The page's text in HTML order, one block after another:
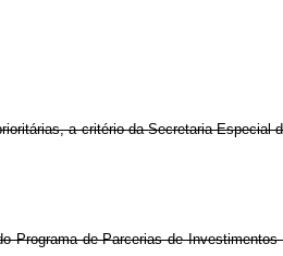
a critério da Secretaria Especial
de Parcerias de